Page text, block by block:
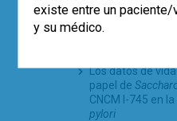
POST RECIENTES
Los datos de
papel de
CNCM I-745 en
pylori
existe entre un
y su médico.